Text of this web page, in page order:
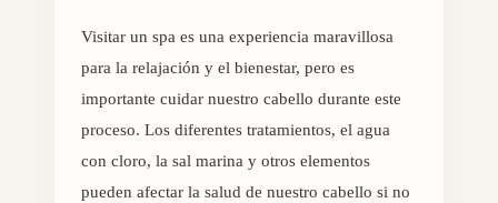
Visitar un spa es una experiencia maravillosa
para la relajación y el bienestar, pero es
importante cuidar nuestro cabello durante este
proceso. Los diferentes tratamientos, el agua
con cloro, la sal marina y otros elementos
pueden afectar la salud de nuestro cabello si no